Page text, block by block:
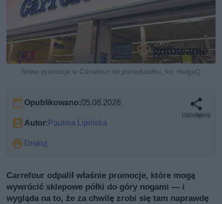
Nowe promocje w Carrefour od poniedziałku, fot. HelgaQ
Opublikowano:05.08.2026
Autor:Paulina Lipińska
Drukuj
Udostępnij
Carrefour odpalił właśnie promocje, które mogą
wywrócić sklepowe półki do góry nogami — i
wygląda na to, że za chwilę zrobi się tam naprawdę